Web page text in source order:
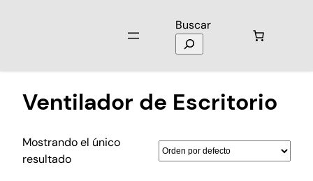
Buscar
Ventilador de Escritorio
Mostrando el único
resultado